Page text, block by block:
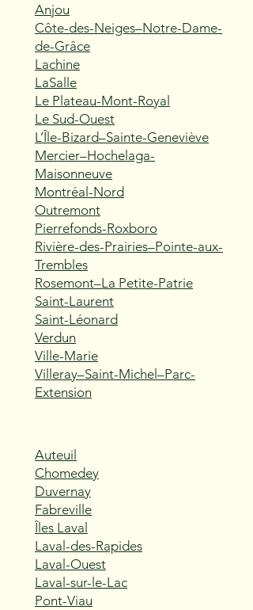
Anjou
Côte-des-Neiges–Notre-Dame-
de-Grâce
Lachine
LaSalle
Le Plateau-Mont-Royal
Le Sud-Ouest
L’Île-Bizard–Sainte-Geneviève
Mercier–Hochelaga-
Maisonneuve
Montréal-Nord
Outremont
Pierrefonds-Roxboro
Rivière-des-Prairies–Pointe-aux-
Trembles
Rosemont–La Petite-Patrie
Saint-Laurent
Saint-Léonard
Verdun
Ville-Marie
Villeray–Saint-Michel–Parc-
Extension
Auteuil
Chomedey
Duvernay
Fabreville
Îles Laval
Laval-des-Rapides
Laval-Ouest
Laval-sur-le-Lac
Pont-Viau